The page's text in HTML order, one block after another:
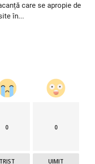
care se apropie de
în...
0
TRIST
0
UIMIT